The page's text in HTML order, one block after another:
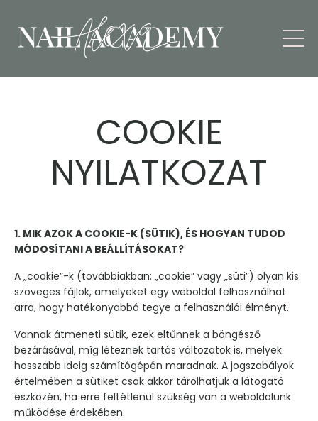
COOKIE
NYILATKOZAT
1. MIK AZOK A COOKIE-K (SÜTIK), ÉS HOGYAN TUDOD
MÓDOSÍTANI A BEÁLLÍTÁSOKAT?
A „cookie”-k (továbbiakban: „cookie” vagy „süti”) olyan kis
szöveges fájlok, amelyeket egy weboldal felhasználhat
arra, hogy hatékonyabbá tegye a felhasználói élményt.
Vannak átmeneti sütik, ezek eltűnnek a böngésző
bezárásával, míg léteznek tartós változatok is, melyek
hosszabb ideig számítógépén maradnak. A jogszabályok
értelmében a sütiket csak akkor tárolhatjuk a látogató
eszközén, ha erre feltétlenül szükség van a weboldalunk
működése érdekében.